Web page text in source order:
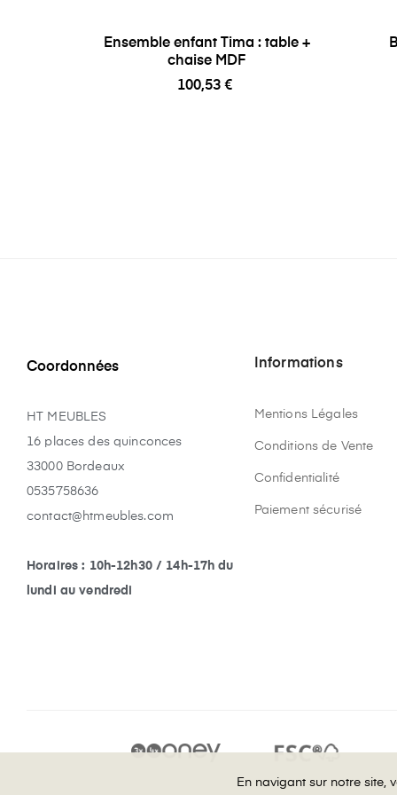
En navigant sur notre site,
Ensemble enfant Tima : table +
chaise MDF
100,53 €
Coordonnées
HT MEUBLES
16 places des quinconces
33000 Bordeaux
0535758636
contact@htmeubles.com
Horaires : 10h-12h30 / 14h-17h du
lundi au vendredi
Informations
Mentions Légales
Conditions de Vente
Confidentialité
Paiement sécurisé
En navigant sur notre site,